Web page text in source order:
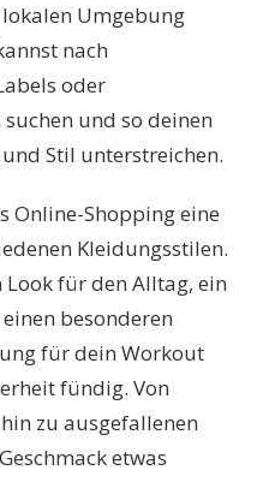
Umgebung
nach
oder
und so deinen
Stil unterstreichen.
Online-Shopping eine
Kleidungsstilen.
für den Alltag, ein
besonderen
für dein Workout
fündig. Von
zu ausgefallenen
etwas